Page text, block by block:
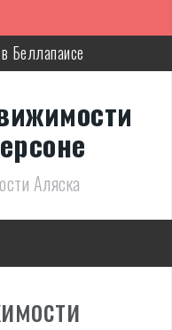
Беллапаисе
в Лапте
вилла в Алсанджаке
ремонтом
в Фамагусте
Аляска